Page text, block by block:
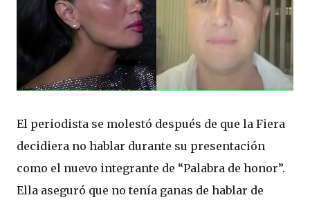
El periodista se molestó después de que la Fiera
decidiera no hablar durante su presentación
como el nuevo integrante de “Palabra de honor”.
Ella aseguró que no tenía ganas de hablar de